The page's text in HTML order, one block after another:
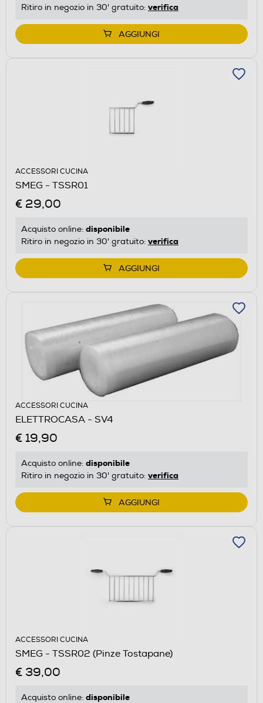
Ritiro in negozio in 30' gratuito: verifica
AGGIUNGI
ACCESSORI CUCINA
SMEG - TSSR01
€ 29,00
Acquisto online: disponibile
Ritiro in negozio in 30' gratuito: verifica
AGGIUNGI
ACCESSORI CUCINA
ELETTROCASA - SV4
€ 19,90
Acquisto online: disponibile
Ritiro in negozio in 30' gratuito: verifica
AGGIUNGI
ACCESSORI CUCINA
SMEG - TSSR02 (Pinze Tostapane)
€ 39,00
Acquisto online: disponibile